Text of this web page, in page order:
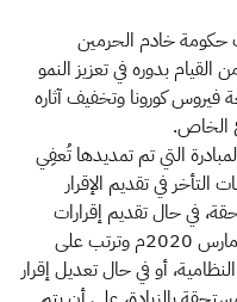
حكومة خادم الحرمين
بدوره في تعزيز النمو
كورونا وتخفيف آثاره
الخاص.
التي تم تمديدها تُعفِي
في تقديم الإقرار
في حال تقديم إقرارات
ضريبية كان يجب تقديمها قبل تاريخ 18 مارس 2020م وترتب على
أو في حال تعديل إقرار